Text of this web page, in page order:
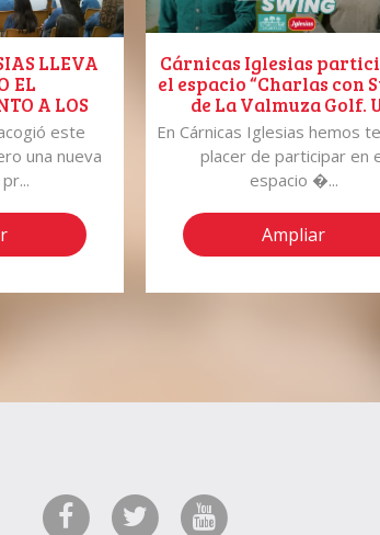
LLEVA
EL
A LOS
este
una nueva
Cárnicas Iglesias
el espacio “Charlas con
de La Valmuza Golf.
recorrido por nuestra
en el hoyo 7.
En Cárnicas Iglesias hemos
placer de participar en
espacio �...
Ampliar